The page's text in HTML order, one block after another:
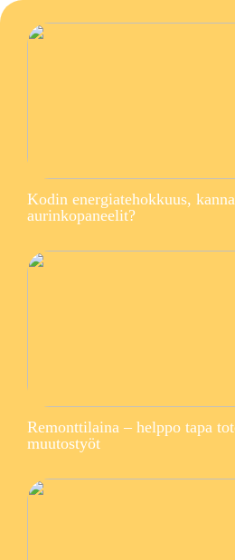
Kodin energiatehokkuus,
aurinkopaneelit?
Remonttilaina – helppo tapa
muutostyöt